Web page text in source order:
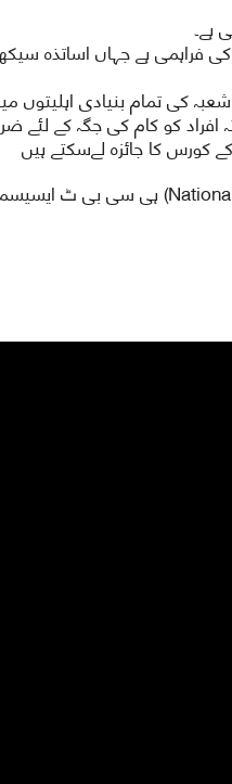
ہے۔
ہے جہاں اساتذہ
کی تمام بنیادی اہلیتوں
افراد کو کام کی جگہ کے
کورس کا جائزہ لےسکتے ہیں